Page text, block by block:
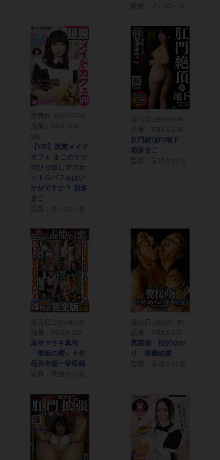
監督：さいゆ～き
発売日: 2019/10/24
品番：VRXSVR-
002
【VR】脱糞メイド
カフェ まこのケツ
穴ひり出しマスカ
ットロパフェはい
かがですか？ 前多
まこ
監督：さいゆ～き
発売日:
2019/09/01
品番：VRXS-238
肛門絶頂IN地下
前多まこ
監督：安達かおる
発売日:
2019/08/01
品番：VRXS-237
原作マサキ真司
「毒姫の蜜」４作
品完全版一挙収録
監督：安達かおる
発売日:
2019/07/01
品番：VRXS-235
糞接吻 松沢ゆか
り 後藤結愛
監督：安達かおる